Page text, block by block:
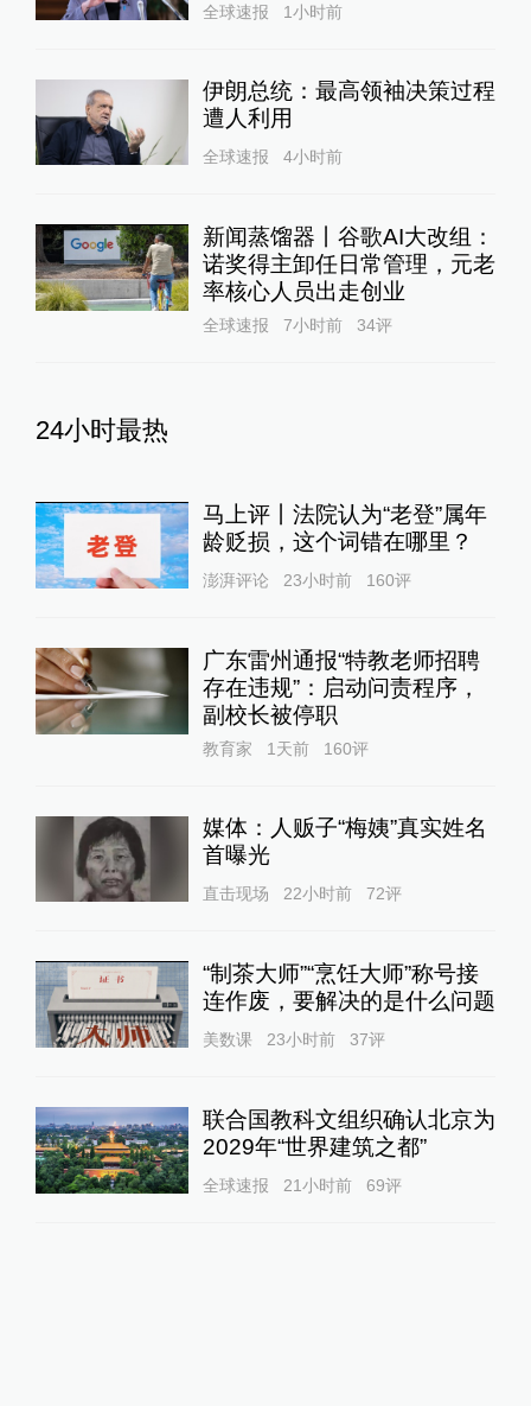
全球速报 1小时前
伊朗总统：最高领袖决策过程
遭人利用
全球速报 4小时前
新闻蒸馏器丨谷歌AI大改组：
诺奖得主卸任日常管理，元老
率核心人员出走创业
全球速报 7小时前 34评
24小时最热
马上评丨法院认为“老登”属年
龄贬损，这个词错在哪里？
澎湃评论 23小时前 160评
广东雷州通报“特教老师招聘
存在违规”：启动问责程序，
副校长被停职
教育家 1天前 160评
媒体：人贩子“梅姨”真实姓名
首曝光
直击现场 22小时前 72评
“制茶大师”“烹饪大师”称号接
连作废，要解决的是什么问题
美数课 23小时前 37评
联合国教科文组织确认北京为
2029年“世界建筑之都”
全球速报 21小时前 69评